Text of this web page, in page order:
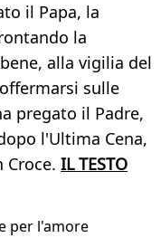
il Papa, la
la
alla vigilia del
sulle
pregato il Padre,
l'Ultima Cena,
Croce. IL TESTO
per l'amore